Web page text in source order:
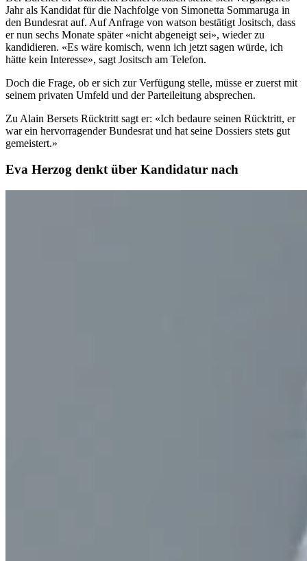
Jahr als Kandidat für die Nachfolge von Simonetta Sommaruga in
den Bundesrat auf. Auf Anfrage von watson bestätigt Jositsch, dass
er nun sechs Monate später «nicht abgeneigt sei», wieder zu
kandidieren. «Es wäre komisch, wenn ich jetzt sagen würde, ich
hätte kein Interesse», sagt Jositsch am Telefon.
Doch die Frage, ob er sich zur Verfügung stelle, müsse er zuerst mit
seinem privaten Umfeld und der Parteileitung absprechen.
Zu Alain Bersets Rücktritt sagt er: «Ich bedaure seinen Rücktritt, er
war ein hervorragender Bundesrat und hat seine Dossiers stets gut
gemeistert.»
Eva Herzog denkt über Kandidatur nach